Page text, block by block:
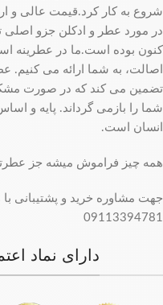
شروع به کار کرد.قیمت عالی و
در مورد عطر و ادکلن جزو اصلی
کنون بوده است.ما در عطرینه
اصالت، به شما ارائه می کنیم.
تضمین می کند که در صورت
شما را بازمی گرداند. پایه و
انسان است.
همه چیز فراموش میشه جز
جهت مشاوره خرید و پشتیبانی
09113394781
دارای نماد